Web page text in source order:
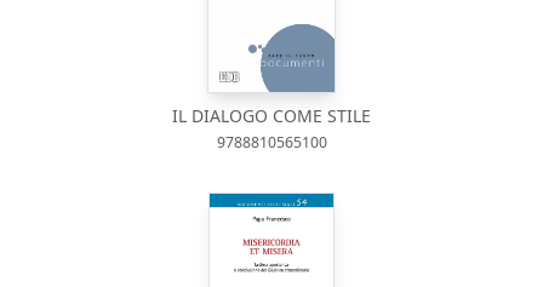
IL DIALOGO COME STILE
9788810565100